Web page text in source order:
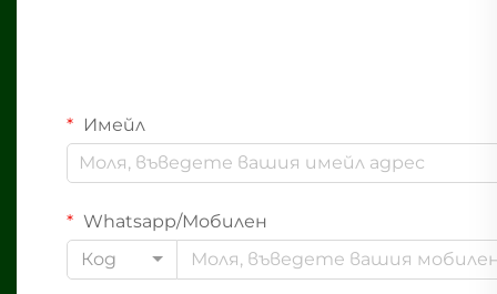
Имейл
Whatsapp/Мобилен
Код